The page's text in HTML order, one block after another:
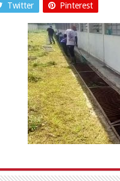
Twitter Pinterest